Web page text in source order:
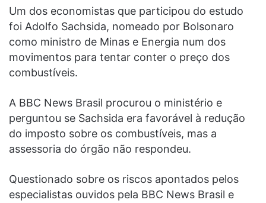
Um dos economistas que participou do estudo
foi Adolfo Sachsida, nomeado por Bolsonaro
como ministro de Minas e Energia num dos
movimentos para tentar conter o preço dos
combustíveis.
A BBC News Brasil procurou o ministério e
perguntou se Sachsida era favorável à redução
do imposto sobre os combustíveis, mas a
assessoria do órgão não respondeu.
Questionado sobre os riscos apontados pelos
especialistas ouvidos pela BBC News Brasil e